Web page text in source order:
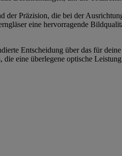
der Präzision, die bei der
eine hervorragende
Entscheidung über das für
eine überlegene optische